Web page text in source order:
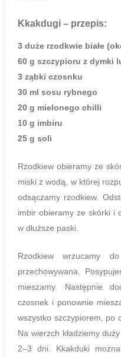
Kkakdugi – przepis:
3 duże rzodkwie białe
60 g szczypioru z dymki
3 ząbki czosnku
30 ml sosu rybnego
20 g mielonego chilli
10 g imbiru
25 g soli
Rzodkiew obieramy ze
miski z wodą, w której
odsączamy rzodkiew.
imbir obieramy ze skórki i
w dłuższe paski.
Rzodkiew wrzucamy
przechowywana.
mieszamy. Następnie
czosnek i ponownie
wszystko szczypiorem, po
Na wierzch kładziemy
2–3 dni. Kkakduki